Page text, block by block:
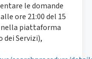
le domande
ore 21:00 del 15
piattaforma
dei Servizi),